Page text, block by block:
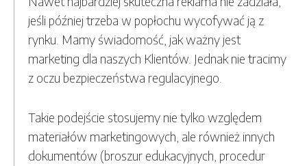
jeśli później trzeba w popłochu wycofywać ją z
rynku. Mamy świadomość, jak ważny jest
marketing dla naszych Klientów. Jednak nie tracimy
z oczu bezpieczeństwa regulacyjnego.
Takie podejście stosujemy nie tylko względem
materiałów marketingowych, ale również innych
dokumentów (broszur edukacyjnych, procedur